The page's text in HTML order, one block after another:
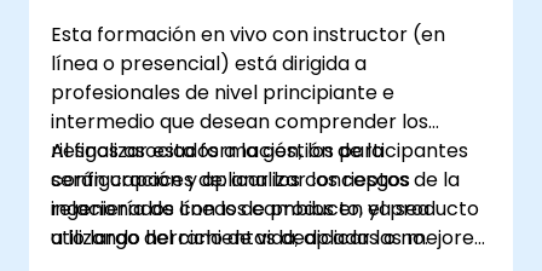
Esta formación en vivo con instructor (en
línea o presencial) está dirigida a
profesionales de nivel principiante e
intermedio que desean comprender los
riesgos asociados a la gestión de la
configuración y aplicar los conceptos de la
ingeniería de líneas de producto, ya sea
utilizando herramientas dedicadas o no.
Al finalizar esta formación, los participantes
serán capaces de: analizar los riesgos
relacionados con los cambios en el producto
a lo largo del ciclo de vida; aplicar las mejores